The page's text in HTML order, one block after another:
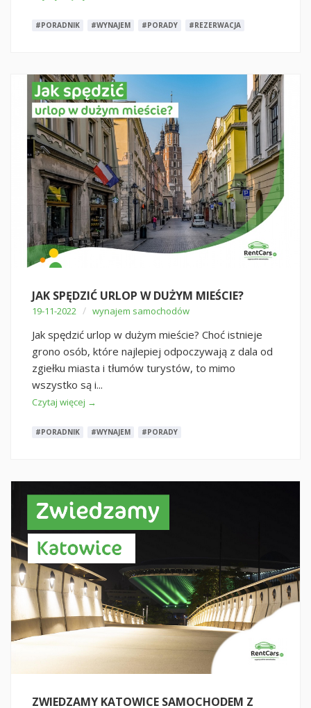
#PORADNIK #WYNAJEM #PORADY #REZERWACJA
JAK SPĘDZIĆ URLOP W DUŻYM MIEŚCIE?
19-11-2022 / wynajem samochodów
Jak spędzić urlop w dużym mieście? Choć istnieje
grono osób, które najlepiej odpoczywają z dala od
zgiełku miasta i tłumów turystów, to mimo
wszystko są i...
Czytaj więcej →
#PORADNIK #WYNAJEM #PORADY
ZWIEDZAMY KATOWICE SAMOCHODEM Z